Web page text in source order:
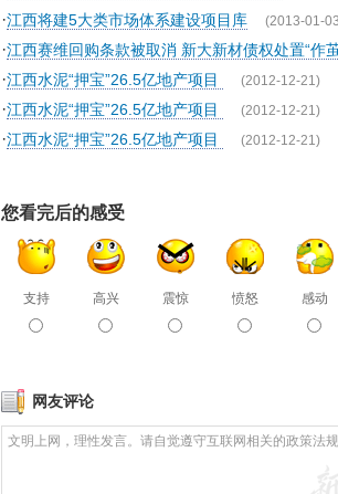
·江西将建5大类市场体系建设项目库 (2013-01-
·江西赛维回购条款被取消 新大新材债权处置“作
·江西水泥“押宝”26.5亿地产项目 (2012-12-21)
·江西水泥“押宝”26.5亿地产项目 (2012-12-21)
·江西水泥“押宝”26.5亿地产项目 (2012-12-21)
您看完后的感受
支持 高兴 震惊 愤怒 感动
网友评论